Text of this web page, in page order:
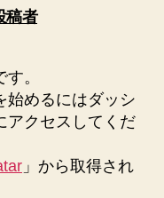
稿者の
。
始めるにはダッシ
アクセスしてくだ
」から取得され